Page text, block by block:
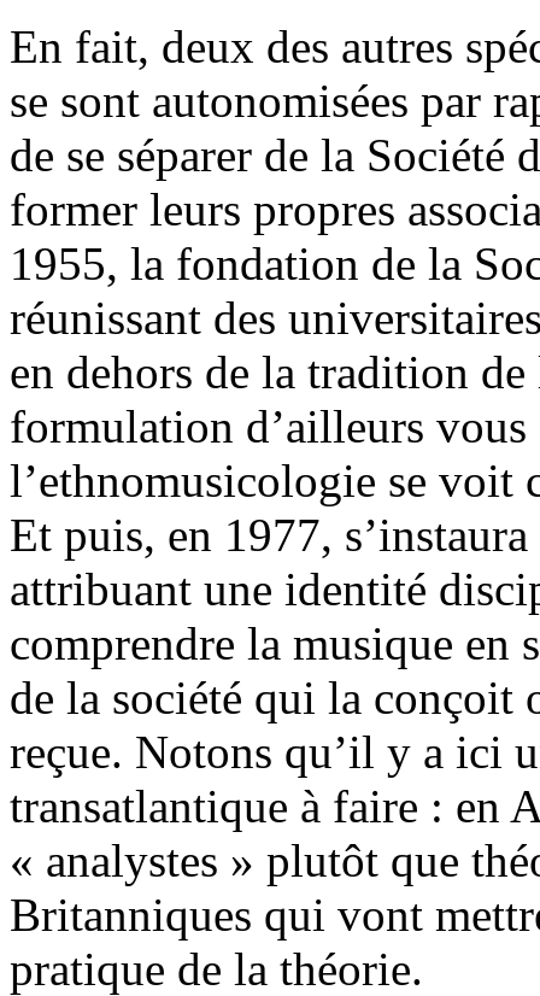
En fait, deux des autres
se sont autonomisées par
de se séparer de la
former leurs propres
1955, la fondation de la
réunissant des
en dehors de la tradition
formulation d’ailleurs
l’ethnomusicologie se voit
Et puis, en 1977,
attribuant une identité
comprendre la musique en
de la société qui la conçoit
reçue. Notons qu’il y a ici
transatlantique à faire : en
« analystes » plutôt que
Britanniques qui vont
pratique de la théorie.